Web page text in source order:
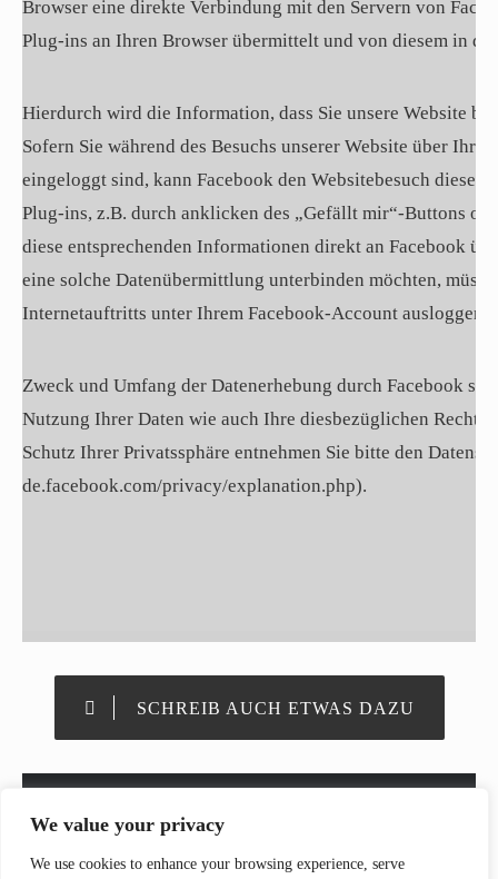
We value your privacy
We use cookies to enhance your browsing experience, serve
Browser eine direkte Verbindung mit den Servern von
Plug-ins an Ihren Browser übermittelt und von diesem in
Hierdurch wird die Information, dass Sie unsere Website
Sofern Sie während des Besuchs unserer Website über Ihr
eingeloggt sind, kann Facebook den Websitebesuch
Plug-ins, z.B. durch anklicken des „Gefällt mir“-Buttons
diese entsprechenden Informationen direkt an Facebook
eine solche Datenübermittlung unterbinden möchten,
Internetauftritts unter Ihrem Facebook-Account ausloggen.
Zweck und Umfang der Datenerhebung durch Facebook
Nutzung Ihrer Daten wie auch Ihre diesbezüglichen
Schutz Ihrer Privatssphäre entnehmen Sie bitte den
de.facebook.com/privacy/explanation.php).
SCHREIB AUCH ETWAS DAZU
COPYRIGHT // DIPOL-BLOG